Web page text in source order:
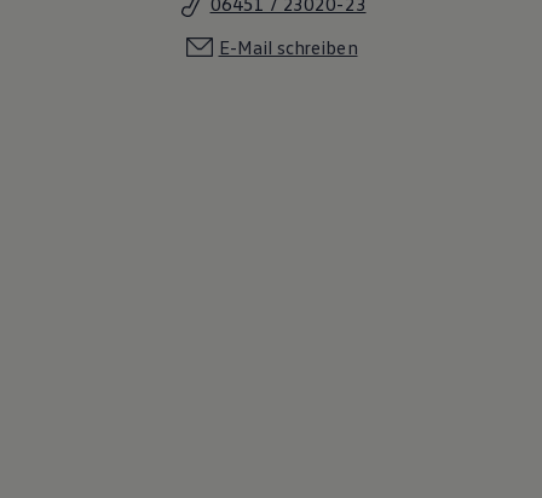
E-Mail schreiben